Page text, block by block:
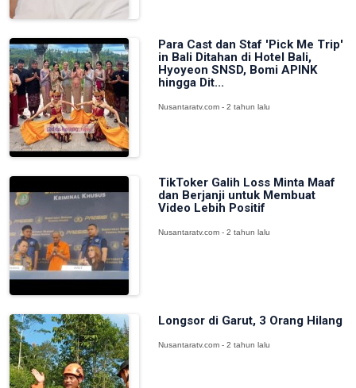
Para Cast dan Staf 'Pick Me Trip'
in Bali Ditahan di Hotel Bali,
Hyoyeon SNSD, Bomi APINK
hingga Dit...
Nusantaratv.com - 2 tahun lalu
TikToker Galih Loss Minta Maaf
dan Berjanji untuk Membuat
Video Lebih Positif
Nusantaratv.com - 2 tahun lalu
Longsor di Garut, 3 Orang Hilang
Nusantaratv.com - 2 tahun lalu